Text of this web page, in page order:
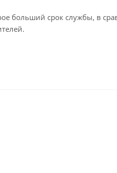
больший срок службы, в